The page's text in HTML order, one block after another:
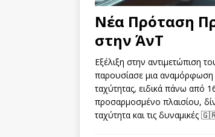
Νέα Πρόταση
στην ΆνΤ
Εξέλιξη στην
παρουσίασε μια
ταχύτητας, ειδικά πάνω από
προσαρμοσμένο πλαισίου,
ταχύτητα και τις δυναμικές